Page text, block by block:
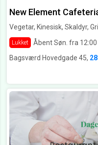
New Element
Vegetar, Kinesisk, Skaldyr,
Lukket Åbent Søn. fra 12:00
Bagsværd Hovedgade 45,